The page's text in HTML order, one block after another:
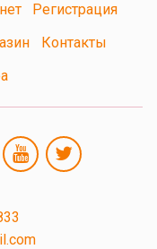
Регистрация
Контакты